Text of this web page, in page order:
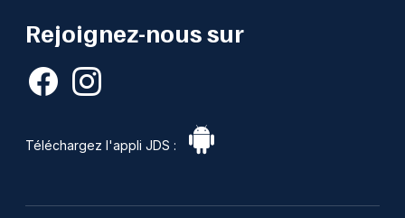
Rejoignez-nous sur
Téléchargez l'appli JDS :